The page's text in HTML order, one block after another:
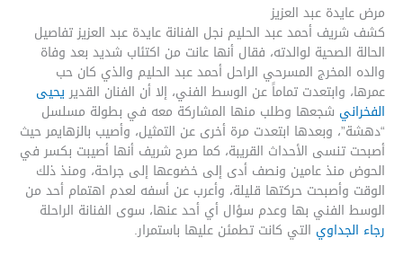
مرض عايدة عبد العزيز
كشف شريف أحمد عبد الحليم نجل الفنانة عايدة عبد العزيز تفاصيل
الحالة الصحية لوالدته، فقال أنها عانت من اكتئاب شديد بعد وفاة
والده المخرج المسرحي الراحل أحمد عبد الحليم والذي كان حب
عمرها، وابتعدت تماماً عن الوسط الفني، إلا أن الفنان القدير يحيى
الفخراني شجعها وطلب منها المشاركة معه في بطولة مسلسل
“دهشة”، وبعدها ابتعدت مرة أخرى عن التمثيل، وأصيب بالزهايمر حيث
أصبحت تنسى الأحداث القريبة، كما صرح شريف أنها أصيبت بكسر في
الحوض منذ عامين ونصف أدى إلى خضوعها إلى جراحة، ومنذ ذلك
الوقت وأصبحت حركتها قليلة، وأعرب عن أسفه لعدم اهتمام أحد من
الوسط الفني بها وعدم سؤال أي أحد عنها، سوى الفنانة الراحلة
رجاء الجداوي التي كانت تطمئن عليها باستمرار.